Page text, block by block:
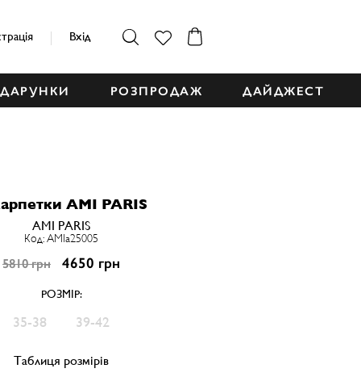
Вхід
РОЗПРОДАЖ ДАЙДЖЕСТ
AMI PARIS
AMI PARIS
Код: AMIa25005
5810 грн 4650 грн
РОЗМІР:
35-38 39-42
Таблиця розмірів